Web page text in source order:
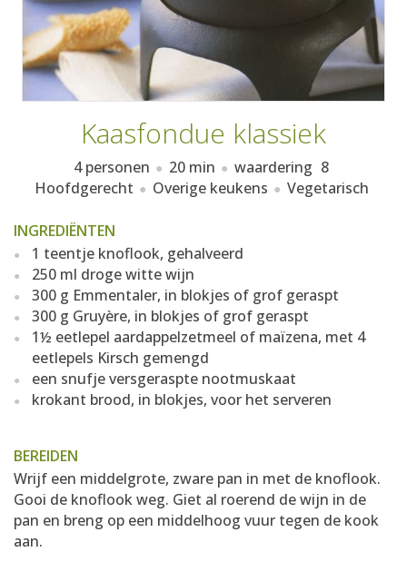
Kaasfondue klassiek
4 personen 20 min waardering 8
Hoofdgerecht
Overige keukens Vegetarisch
INGREDIËNTEN
1 teentje knoflook, gehalveerd
250 ml droge witte wijn
300 g Emmentaler, in blokjes of grof geraspt
300 g Gruyère, in blokjes of grof geraspt
1½ eetlepel aardappelzetmeel of maïzena, met 4
eetlepels Kirsch gemengd
een snufje versgeraspte nootmuskaat
krokant brood, in blokjes, voor het serveren
BEREIDEN
Wrijf een middelgrote, zware pan in met de knoflook.
Gooi de knoflook weg. Giet al roerend de wijn in de
pan en breng op een middelhoog vuur tegen de kook
aan.